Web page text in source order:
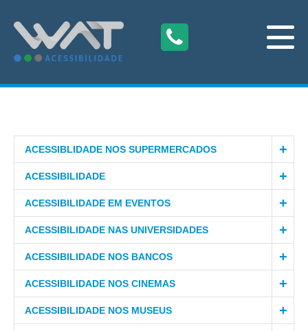
ACESSIBLIDADE NOS SUPERMERCADOS
ACESSIBILIDADE
ACESSIBILIDADE EM EVENTOS
ACESSIBILIDADE NAS UNIVERSIDADES
ACESSIBILIDADE NOS BANCOS
ACESSIBILIDADE NOS CINEMAS
ACESSIBILIDADE NOS MUSEUS